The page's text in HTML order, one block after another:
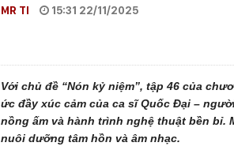
MR TI 15:31 22/11/2025
Với chủ đề “Nón kỷ niệm”, tập 46 của
ức đầy xúc cảm của ca sĩ Quốc Đại –
nồng ấm và hành trình nghệ thuật bền bỉ.
nuôi dưỡng tâm hồn và âm nhạc.